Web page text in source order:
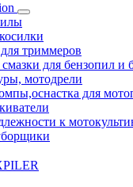
триммеров
для бензопил и
мотодрели
для
к